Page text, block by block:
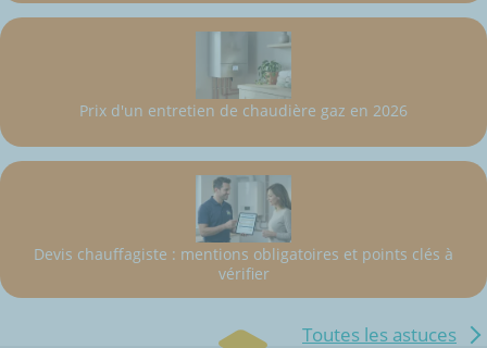
Prix d'un entretien de chaudière gaz en 2026
Devis chauffagiste : mentions obligatoires et points clés à
vérifier
Toutes les astuces